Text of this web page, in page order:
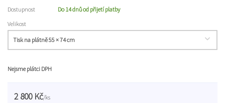
Dostupnost
Do 14 dnů od přijetí platby
Velikost
Nejsme plátci DPH
2 800 Kč/ks